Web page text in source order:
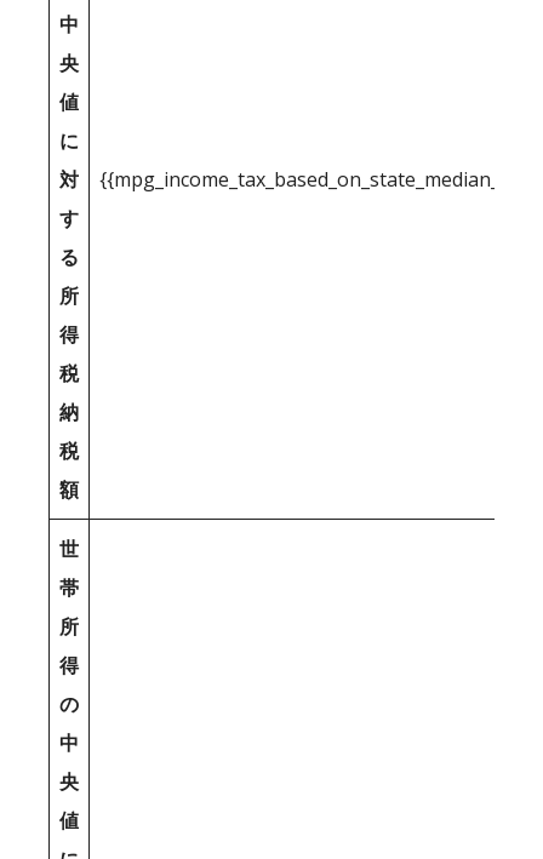
中
央
値
に
対
す
る
所
得
税
納
税
額
世
帯
所
得
の
中
央
値